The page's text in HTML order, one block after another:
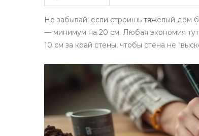
Не забывай: если строишь тяжёлый дом
— минимум на 20 см. Любая экономия
10 см за край стены, чтобы стена не